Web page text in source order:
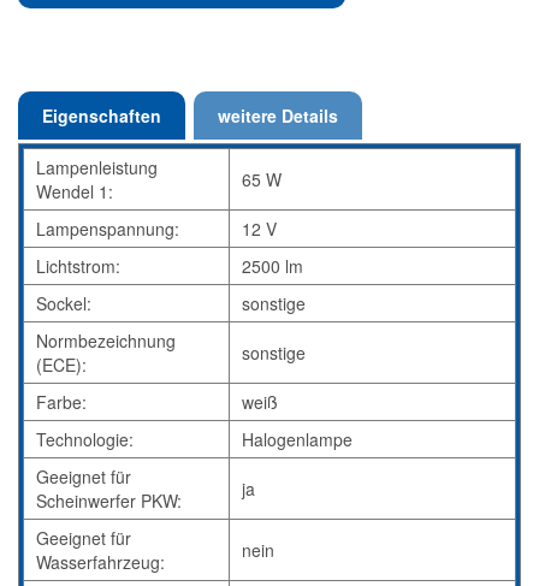
Eigenschaften weitere Details
Lampenleistung
Wendel 1:
65 W
Lampenspannung:
12 V
Lichtstrom:
2500 lm
Sockel:
sonstige
Normbezeichnung
(ECE):
sonstige
Farbe:
weiß
Technologie:
Halogenlampe
Geeignet für
Scheinwerfer PKW:
ja
Geeignet für
Wasserfahrzeug:
nein